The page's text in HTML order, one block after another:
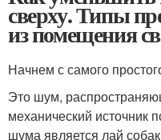
сверху. Типы
из помещения
Начнем с самого
Это шум,
механический источник
шума является лай